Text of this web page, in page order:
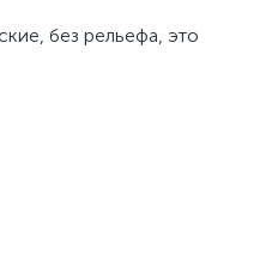
без рельефа, это